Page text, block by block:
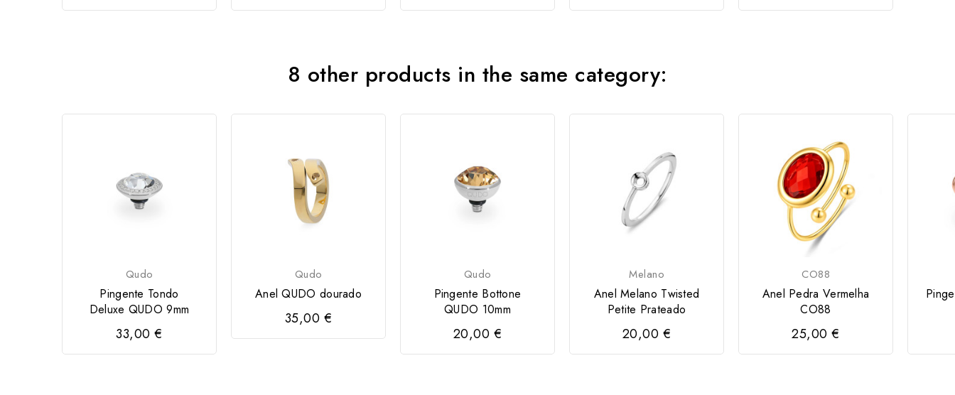
8 other products in the same category:
Qudo
Pingente Tondo
Deluxe QUDO 9mm
33,00 €
Qudo
Anel QUDO dourado
35,00 €
Qudo
Pingente Bottone
QUDO 10mm
20,00 €
Melano
Anel Melano Twisted
Petite Prateado
20,00 €
CO88
Anel Pedra Vermelha
CO88
25,00 €